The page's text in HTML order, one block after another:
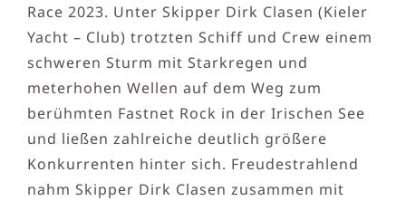
Race 2023. Unter Skipper Dirk Clasen (Kieler
Yacht – Club) trotzten Schiff und Crew einem
schweren Sturm mit Starkregen und
meterhohen Wellen auf dem Weg zum
berühmten Fastnet Rock in der Irischen See
und ließen zahlreiche deutlich größere
Konkurrenten hinter sich. Freudestrahlend
nahm Skipper Dirk Clasen zusammen mit